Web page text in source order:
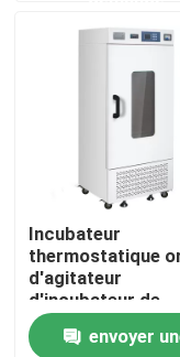
Contacts
Un four plus sec
Four de séchage
Incubateur
Incubateur
thermostatique
d'agitateur
d'incubateur de
plaquette de sac
sang
envoyer